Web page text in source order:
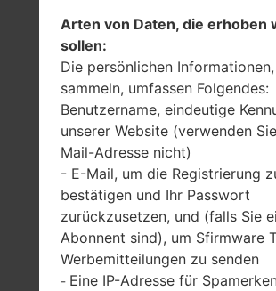
Arten von Daten, die erhoben
sollen:
Die persönlichen
sammeln, umfassen Folgendes:
Benutzername, eindeutige
unserer Website (verwenden
Mail-Adresse nicht)
- E-Mail, um die Registrierung
bestätigen und Ihr Passwort
zurückzusetzen, und (falls Sie
Abonnent sind), um Sfirmware
Werbemitteilungen zu senden
- Eine IP-Adresse für